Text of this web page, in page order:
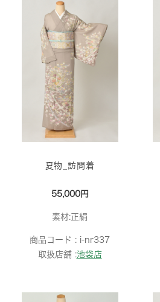
夏物_訪問着
55,000円
素材:正絹
商品コード : i-nr337
取扱店舗 :池袋店